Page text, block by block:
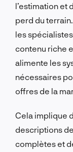
l’estimation et
perd du
les
contenu riche
alimente les
nécessaires
offres de la
Cela implique
descriptions
complètes et